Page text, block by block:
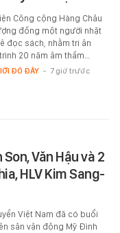
Công cộng Hàng Châu
đồng một người nhặt
đọc sách, nhằm tri ân
20 năm âm thầm…
ĐÓ ĐÂY - 7 giờ trước
Văn Hậu và 2
HLV Kim Sang-
Việt Nam đã có buổi
sân vận động Mỹ Đình